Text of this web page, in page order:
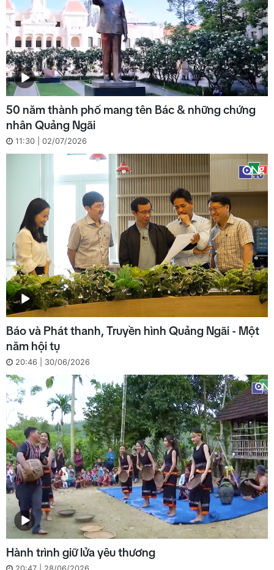
50 năm thành phố mang tên Bác & những chứng
nhân Quảng Ngãi
11:30 | 02/07/2026
Báo và Phát thanh, Truyền hình Quảng Ngãi - Một
năm hội tụ
20:46 | 30/06/2026
Hành trình giữ lửa yêu thương